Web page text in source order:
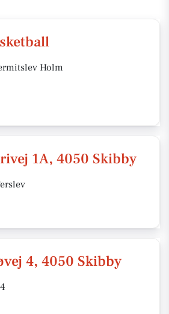
Holm
1A, 4050 Skibby
4, 4050 Skibby